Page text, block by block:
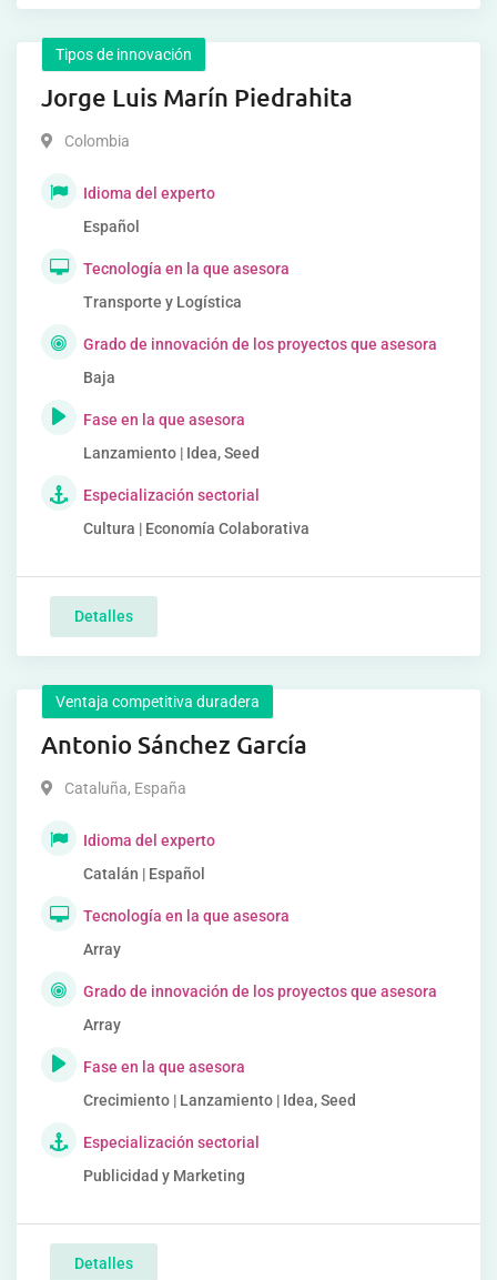
Tipos de innovación
Jorge Luis Marín Piedrahita
Colombia
Idioma del experto
Español
Tecnología en la que asesora
Transporte y Logística
Grado de innovación de los proyectos que asesora
Baja
Fase en la que asesora
Lanzamiento | Idea, Seed
Especialización sectorial
Cultura | Economía Colaborativa
Detalles
Ventaja competitiva duradera
Antonio Sánchez García
Cataluña, España
Idioma del experto
Catalán | Español
Tecnología en la que asesora
Array
Grado de innovación de los proyectos que asesora
Array
Fase en la que asesora
Crecimiento | Lanzamiento | Idea, Seed
Especialización sectorial
Publicidad y Marketing
Detalles